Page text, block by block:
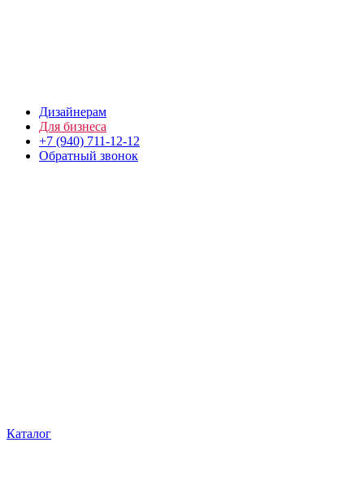
Дизайнерам
Для бизнеса
+7 (940) 711-12-12
Обратный звонок
Каталог